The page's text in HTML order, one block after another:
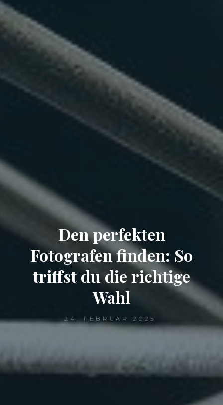
Den perfekten
Fotografen finden: So
triffst du die richtige
Wahl
24. FEBRUAR 2025